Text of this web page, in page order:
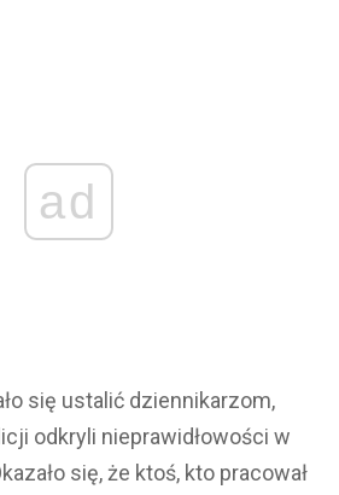
ad
się ustalić dziennikarzom,
odkryli nieprawidłowości w
się, że ktoś, kto pracował